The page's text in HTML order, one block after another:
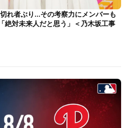
れ者ぶり…その考察力にメンバーも
絶対未来人だと思う」＜乃木坂工事